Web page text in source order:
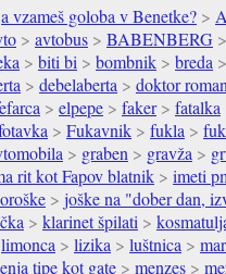
a vzameš goloba v Benetke? >
> avtobus > BABENBERG
> biti bi > bombnik > breda
> debelaberta > doktor
> elpepe > faker> fatalka
> Fukavnik > fukla >
> graben > gravža >
rit kot Fapov blatnik > imeti
> joške na "dober dan,
> klarinet špilati >
limonca > lizika > luštnica >
tipe kot gate > menzes >